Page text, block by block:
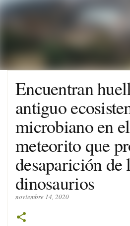
Encuentran
antiguo
microbiano en
meteorito que
desaparición de
dinosaurios
noviembre 14, 2020